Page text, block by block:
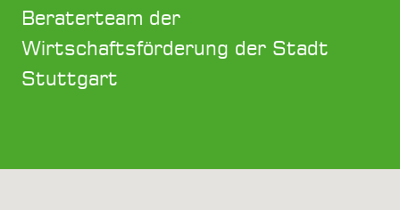
Beraterteam der
Wirtschaftsförderung der Stadt
Stuttgart